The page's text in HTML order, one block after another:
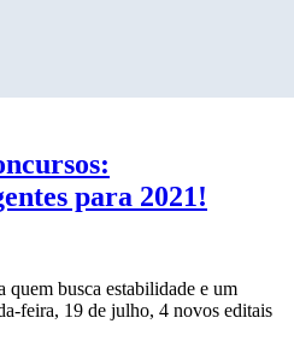
para 2021!
busca estabilidade e um
feira, 19 de julho, 4 novos editais